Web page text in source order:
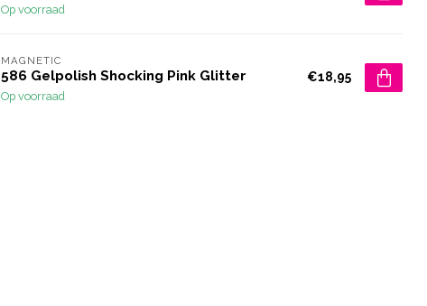
Op voorraad
MAGNETIC
586 Gelpolish Shocking Pink Glitter
Op voorraad
€18,95